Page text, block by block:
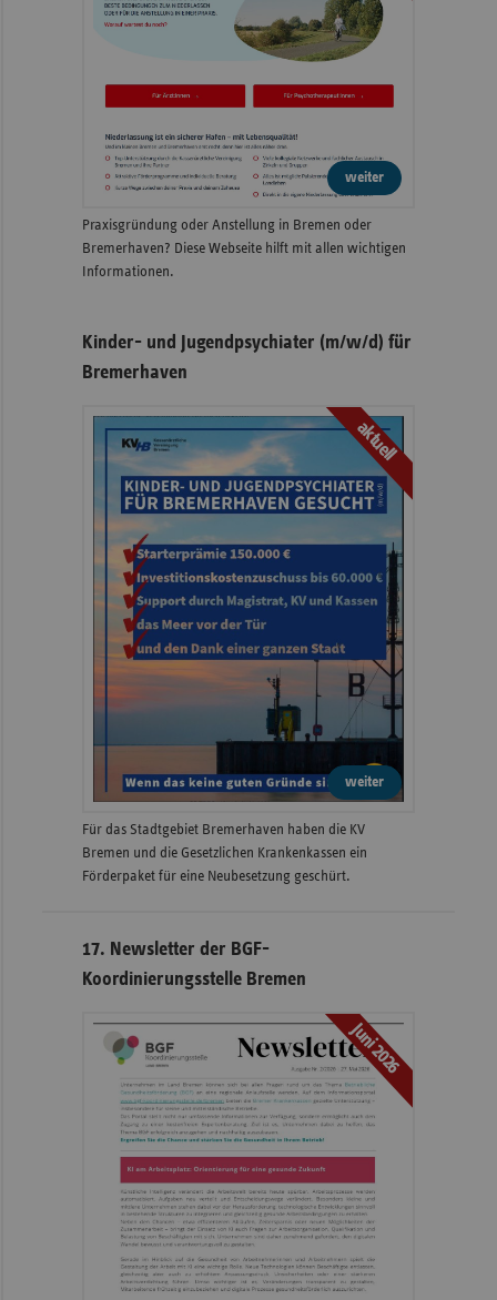
weiter
Praxisgründung oder Anstellung in Bremen oder
Bremerhaven? Diese Webseite hilft mit allen wichtigen
Informationen.
Kinder- und Jugendpsychiater (m/w/d) für
Bremerhaven
aktuell
weiter
Für das Stadtgebiet Bremerhaven haben die KV
Bremen und die Gesetzlichen Krankenkassen ein
Förderpaket für eine Neubesetzung geschürt.
17. Newsletter der BGF-
Koordinierungsstelle Bremen
Juni 2026